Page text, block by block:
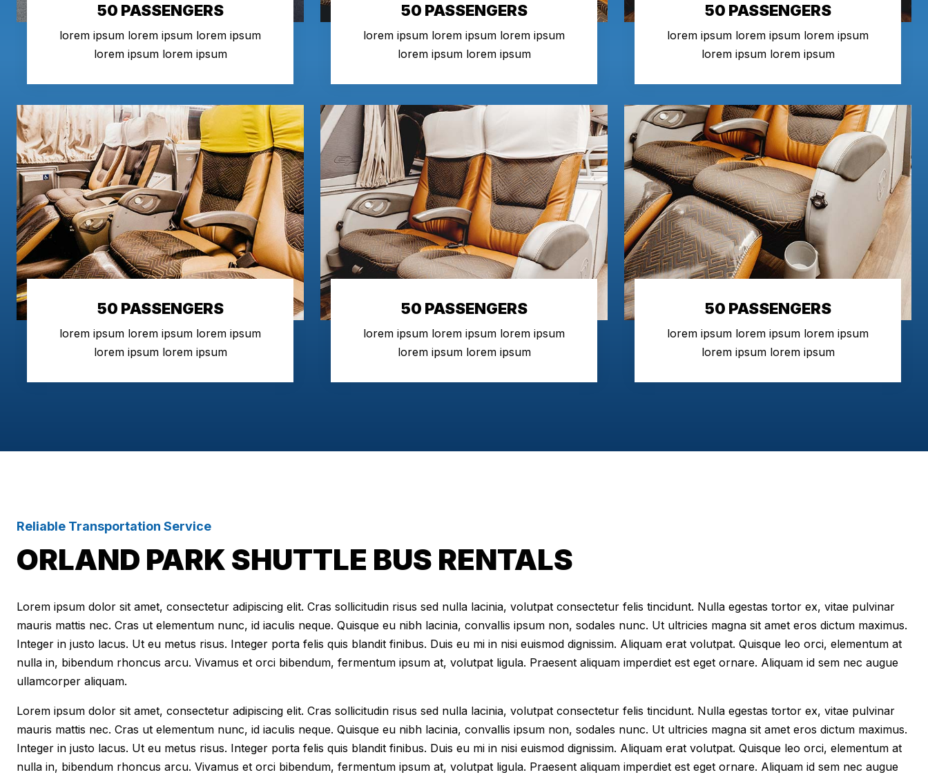
50 PASSENGERS
lorem ipsum lorem ipsum lorem ipsum
lorem ipsum lorem ipsum
50 PASSENGERS
lorem ipsum lorem ipsum lorem ipsum
lorem ipsum lorem ipsum
50 PASSENGERS
lorem ipsum lorem ipsum lorem ipsum
lorem ipsum lorem ipsum
50 PASSENGERS
lorem ipsum lorem ipsum lorem ipsum
lorem ipsum lorem ipsum
50 PASSENGERS
lorem ipsum lorem ipsum lorem ipsum
lorem ipsum lorem ipsum
50 PASSENGERS
lorem ipsum lorem ipsum lorem ipsum
lorem ipsum lorem ipsum
Reliable Transportation Service
ORLAND PARK SHUTTLE BUS RENTALS
Lorem ipsum dolor sit amet, consectetur adipiscing elit. Cras sollicitudin risus sed nulla lacinia, volutpat consectetur felis tincidunt. Nulla egestas tortor ex, vitae pulvinar
mauris mattis nec. Cras ut elementum nunc, id iaculis neque. Quisque eu nibh lacinia, convallis ipsum non, sodales nunc. Ut ultricies magna sit amet eros dictum maximus.
Integer in justo lacus. Ut eu metus risus. Integer porta felis quis blandit finibus. Duis eu mi in nisi euismod dignissim. Aliquam erat volutpat. Quisque leo orci, elementum at
nulla in, bibendum rhoncus arcu. Vivamus et orci bibendum, fermentum ipsum at, volutpat ligula. Praesent aliquam imperdiet est eget ornare. Aliquam id sem nec augue
ullamcorper aliquam.
Lorem ipsum dolor sit amet, consectetur adipiscing elit. Cras sollicitudin risus sed nulla lacinia, volutpat consectetur felis tincidunt. Nulla egestas tortor ex, vitae pulvinar
mauris mattis nec. Cras ut elementum nunc, id iaculis neque. Quisque eu nibh lacinia, convallis ipsum non, sodales nunc. Ut ultricies magna sit amet eros dictum maximus.
Integer in justo lacus. Ut eu metus risus. Integer porta felis quis blandit finibus. Duis eu mi in nisi euismod dignissim. Aliquam erat volutpat. Quisque leo orci, elementum at
nulla in, bibendum rhoncus arcu. Vivamus et orci bibendum, fermentum ipsum at, volutpat ligula. Praesent aliquam imperdiet est eget ornare. Aliquam id sem nec augue